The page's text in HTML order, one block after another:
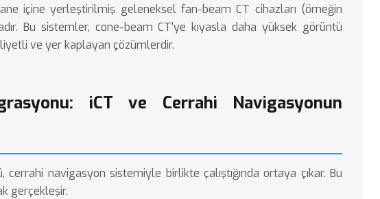
içine yerleştirilmiş geleneksel fan-beam CT cihazları (örneğin
Bu sistemler, cone-beam CT'ye kıyasla daha yüksek görüntü
ve yer kaplayan çözümlerdir.
iCT ve Cerrahi Navigasyonun
cerrahi navigasyon sistemiyle birlikte çalıştığında ortaya çıkar. Bu
gerçekleşir.